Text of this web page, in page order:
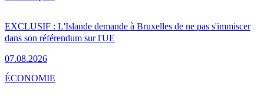
EXCLUSIF : L'Islande demande à Bruxelles de ne pas s'immiscer
dans son référendum sur l'UE
07.08.2026
ÉCONOMIE